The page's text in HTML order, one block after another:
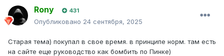
Rony 431
Опубликовано 24 сентября, 2025
Старая тема) покупал в свое время. в принципе норм. там есть
на сайте еще руководство как бомбить по Пинке)